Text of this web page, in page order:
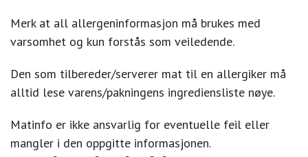
Merk at all allergeninformasjon må brukes med
varsomhet og kun forstås som veiledende.
Den som tilbereder/serverer mat til en allergiker må
alltid lese varens/pakningens ingrediensliste nøye.
Matinfo er ikke ansvarlig for eventuelle feil eller
mangler i den oppgitte informasjonen.